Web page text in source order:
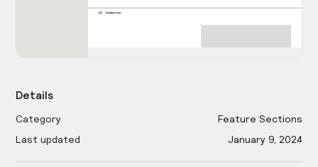
Details
Category
Feature Sections
Last updated
January 9, 2024